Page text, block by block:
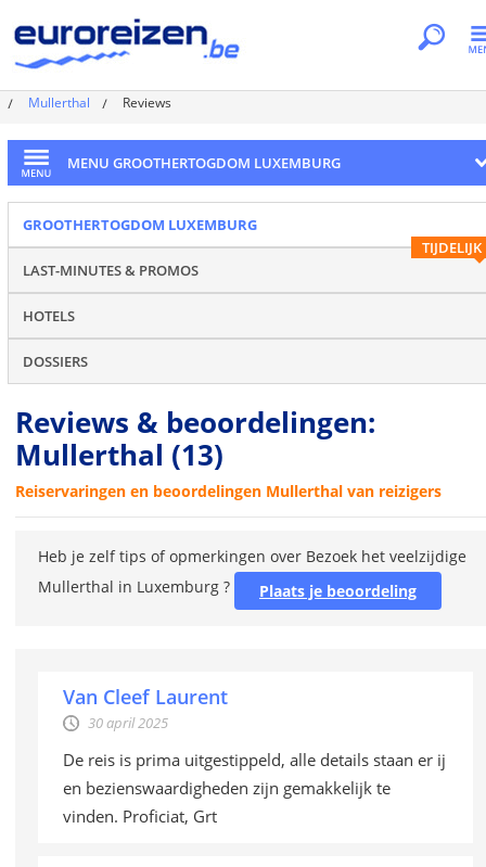
Mullerthal
Reviews
MENU GROOTHERTOGDOM LUXEMBURG
GROOTHERTOGDOM LUXEMBURG
TIJDELIJK
LAST-MINUTES & PROMOS
HOTELS
DOSSIERS
Reviews & beoordelingen:
Mullerthal (13)
Reiservaringen en beoordelingen Mullerthal van reizigers
Heb je zelf tips of opmerkingen over Bezoek het veelzijdige
Mullerthal in Luxemburg ?
Plaats je beoordeling
Van Cleef Laurent
30 april 2025
De reis is prima uitgestippeld, alle details staan er ij
en bezienswaardigheden zijn gemakkelijk te
vinden. Proficiat, Grt